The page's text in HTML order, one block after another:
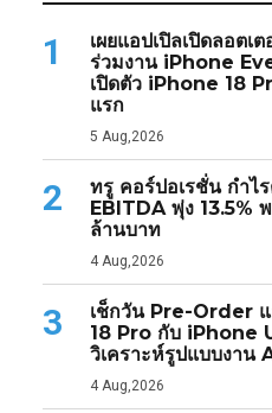
1
เผยแอปเปิลเปิดลอตเ
ร่วมงาน iPhone
เปิดตัว iPhone 18
แรก
5 Aug,2026
2
ทรู คอร์ปอเรชั่น กำไ
EBITDA พุ่ง 13.5%
ล้านบาท
4 Aug,2026
3
เช็กวัน Pre-Order
18 Pro กับ iPhone
วิเคราะห์รูปแบบงาน
4 Aug,2026